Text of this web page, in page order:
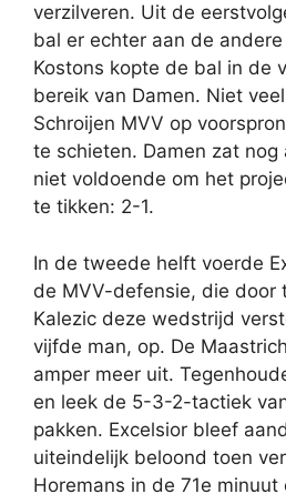
verzilveren. Uit de
bal er echter aan de
Kostons kopte de bal in de
bereik van Damen. Niet
Schroijen MVV op
te schieten. Damen zat nog
niet voldoende om het
te tikken: 2-1.
In de tweede helft voerde
de MVV-defensie, die door
Kalezic deze wedstrijd
vijfde man, op. De
amper meer uit.
en leek de 5-3-2-tactiek
pakken. Excelsior bleef
uiteindelijk beloond toen
Horemans in de 71e minuut